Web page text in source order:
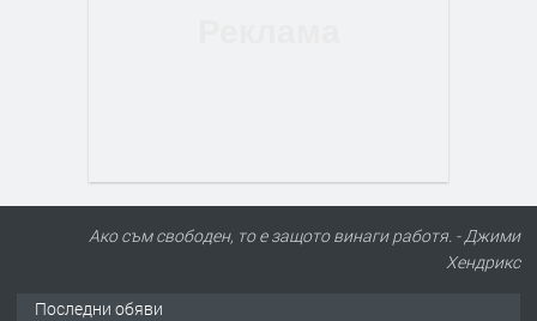
Ако съм свободен, то е защото винаги работя. - Джими
Хендрикс
Последни обяви